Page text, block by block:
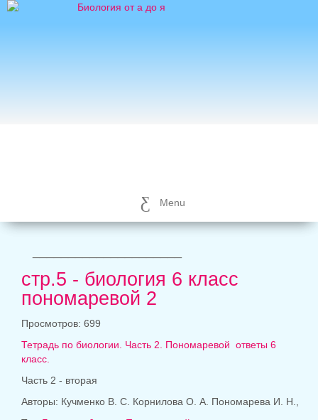
Menu
стр.5 - биология 6 класс
пономаревой 2
Просмотров: 699
Тетрадь по биологии. Часть 2. Пономаревой ответы 6
класс.
Часть 2 - вторая
Авторы: Кучменко В. С. Корнилова О. А. Пономарева И. Н.,